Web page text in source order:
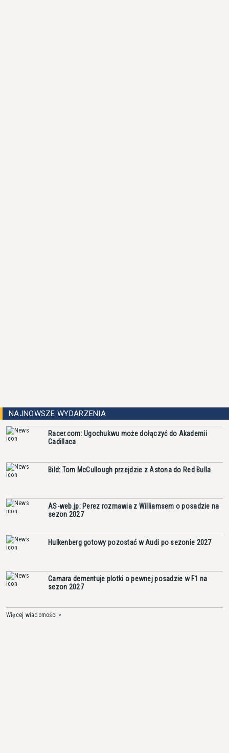
NAJNOWSZE WYDARZENIA
Racer.com: Ugochukwu może dołączyć do Akademii
Cadillaca
Bild: Tom McCullough przejdzie z Astona do Red Bulla
AS-web.jp: Perez rozmawia z Williamsem o posadzie na
sezon 2027
Hulkenberg gotowy pozostać w Audi po sezonie 2027
Camara dementuje plotki o pewnej posadzie w F1 na
sezon 2027
Więcej wiadomości >